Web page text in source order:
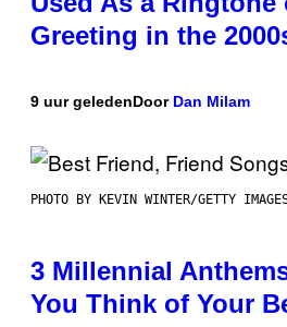
Greeting in the
9 uur geledenDoor Dan Milam
PHOTO BY KEVIN WINTER/GETTY
3 Millennial
You Think of Your